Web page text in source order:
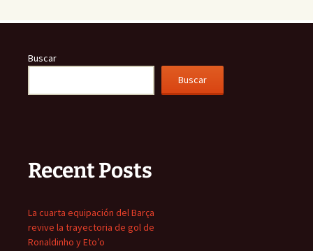
Buscar
Buscar
Recent Posts
La cuarta equipación del Barça
revive la trayectoria de gol de
Ronaldinho y Eto’o